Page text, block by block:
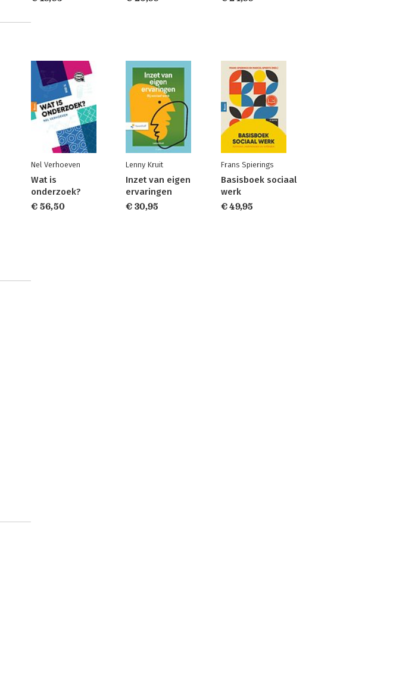
Nel Verhoeven
Wat is
onderzoek?
€ 56,50
Lenny Kruit
Inzet van eigen
ervaringen
€ 30,95
Frans Spierings
Basisboek sociaal
werk
€ 49,95